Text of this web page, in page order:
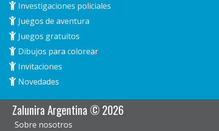
Investigaciones policiales
Juegos de aventura
Juegos gratuitos
Dibujos para colorear
Invitaciones
Novedades
Zalunira Argentina © 2026
Sobre nosotros